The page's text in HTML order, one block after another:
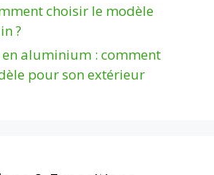
choisir le modèle
?
aluminium : comment
pour son extérieur